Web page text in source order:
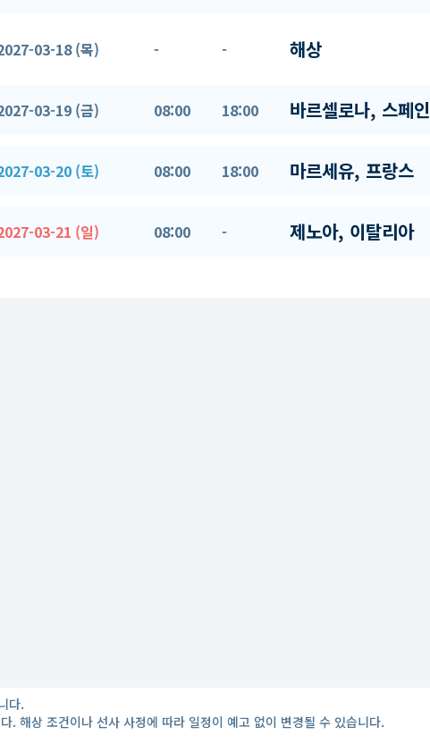
03-18 (목) - - 해상
03-19 (금) 08:00 18:00 바르셀로나, 스페인
03-20 (토) 08:00 18:00 마르세유, 프랑스
03-21 (일) 08:00 - 제노아, 이탈리아
다.
. 해상 조건이나 선사 사정에 따라 일정이 예고 없이 변경될 수 있습니다.